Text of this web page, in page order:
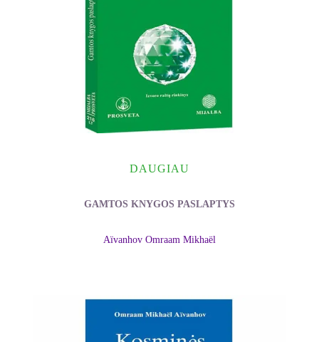
DAUGIAU
GAMTOS KNYGOS PASLAPTYS
Aïvanhov Omraam Mikhaël